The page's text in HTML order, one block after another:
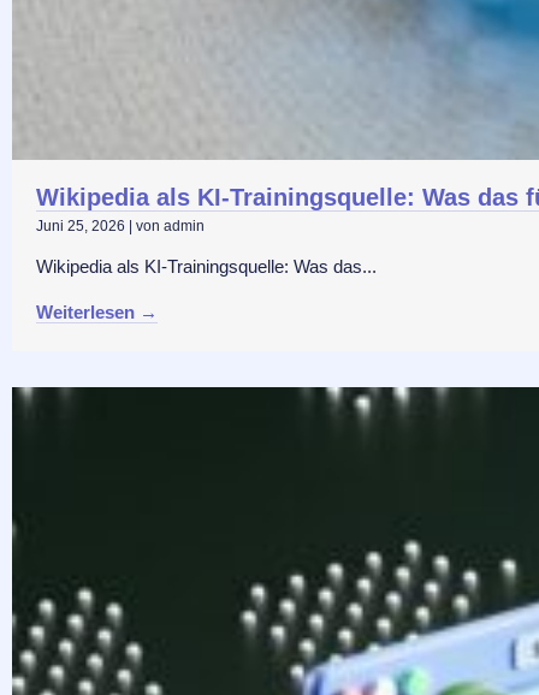
Wikipedia als KI-Trainingsquelle: Was das
Juni 25, 2026 von admin
Wikipedia als KI-Trainingsquelle: Was das...
Weiterlesen →